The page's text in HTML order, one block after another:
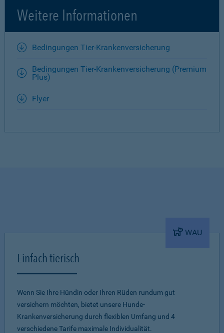
Weitere Informationen
Bedingungen Tier-Krankenversicherung
Bedingungen Tier-Krankenversicherung (Premium
Plus)
Flyer
WAU
Einfach tierisch
Wenn Sie Ihre Hündin oder Ihren Rüden rundum gut
versichern möchten, bietet unsere Hunde-
Krankenversicherung durch flexiblen Umfang und 4
verschiedene Tarife maximale Individualität.